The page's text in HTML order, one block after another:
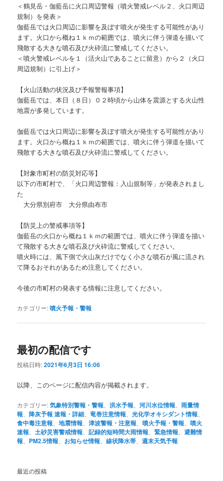
＜鶴見岳・伽藍岳に火口周辺警報（噴火警戒レベル２、火口周辺
規制）を発表＞
伽藍岳では火口周辺に影響を及ぼす噴火が発生する可能性があり
ます。火口から概ね１ｋｍの範囲では、噴火に伴う弾道を描いて
飛散する大きな噴石及び火砕流に警戒してください。
＜噴火警戒レベルを１（活火山であることに留意）から２（火口
周辺規制）に引上げ＞
【火山活動の状況及び予報警報事項】
伽藍岳では、本日（８日）０２時頃から山体を震源とする火山性
地震が多発しています。
伽藍岳では火口周辺に影響を及ぼす噴火が発生する可能性があり
ます。火口から概ね１ｋｍの範囲では、噴火に伴う弾道を描いて
飛散する大きな噴石及び火砕流に警戒してください。
【対象市町村の防災対応等】
以下の市町村で、「火口周辺警報：入山規制等」が発表されまし
た
大分県別府市 大分県由布市
【防災上の警戒事項等】
伽藍岳の火口から概ね１ｋｍの範囲では、噴火に伴う弾道を描い
て飛散する大きな噴石及び火砕流に警戒してください。
噴火時には、風下側で火山灰だけでなく小さな噴石が風に流され
て降るおそれがあるため注意してください。
今後の市町村の発表する情報に注意してください。
カテゴリー:噴火予報・警報
最初の配信です
投稿日時:2021年6月3日 16:06
以降、このページに配信内容が掲載されます。
カテゴリー:気象特別警報・警報 、洪水予報 、河川水位情報 、雨量情
報 、降灰予報 速報・詳細 、竜巻注意情報 、光化学オキシダント情報
食中毒注意報 、地震情報 、津波警報・注意報 、噴火予報・警報 、噴火
速報
土砂災害警戒情報 、記録的短時間大雨情報 、緊急情報 、避難情
報
PM2.5情報 お知らせ情報 、線状降水帯 、週末天気予報
最近の投稿